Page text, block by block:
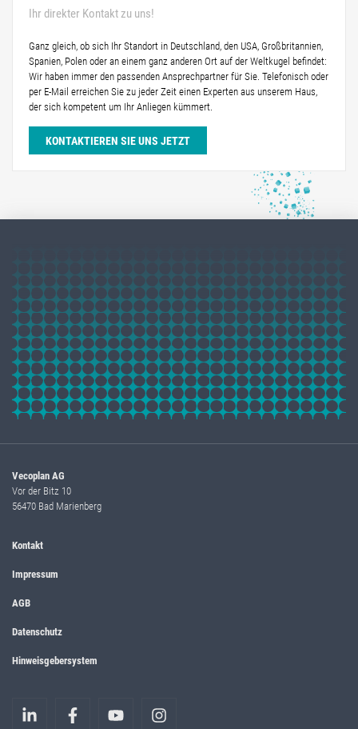
Ihr direkter Kontakt zu uns!
Ganz gleich, ob sich Ihr Standort in Deutschland, den USA, Großbritannien,
Spanien, Polen oder an einem ganz anderen Ort auf der Weltkugel befindet:
Wir haben immer den passenden Ansprechpartner für Sie. Telefonisch oder
per E-Mail erreichen Sie zu jeder Zeit einen Experten aus unserem Haus,
der sich kompetent um Ihr Anliegen kümmert.
KONTAKTIEREN SIE UNS JETZT
Vecoplan AG
Vor der Bitz 10
56470 Bad Marienberg
Kontakt
Impressum
AGB
Datenschutz
Hinweisgebersystem